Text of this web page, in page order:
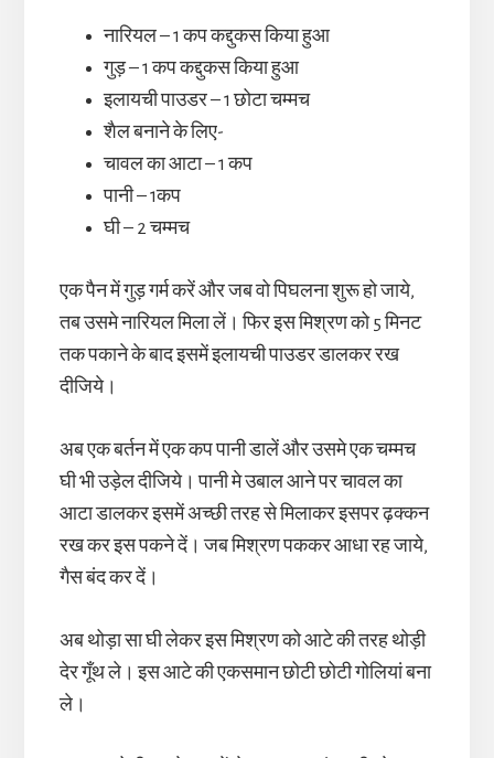
नारियल – 1 कप कद्दुकस किया हुआ
गुड़ – 1 कप कद्दुकस किया हुआ
इलायची पाउडर – 1 छोटा चम्मच
शैल बनाने के लिए-
चावल का आटा – 1 कप
पानी – 1कप
घी – 2 चम्मच
एक पैन में गुड़ गर्म करें और जब वो पिघलना शुरू हो जाये,
तब उसमे नारियल मिला लें। फिर इस मिश्रण को 5 मिनट
तक पकाने के बाद इसमें इलायची पाउडर डालकर रख
दीजिये।
अब एक बर्तन में एक कप पानी डालें और उसमे एक चम्मच
घी भी उड़ेल दीजिये। पानी मे उबाल आने पर चावल का
आटा डालकर इसमें अच्छी तरह से मिलाकर इसपर ढ़क्कन
रख कर इस पकने दें। जब मिश्रण पककर आधा रह जाये,
गैस बंद कर दें।
अब थोड़ा सा घी लेकर इस मिश्रण को आटे की तरह थोड़ी
देर गूँथ ले। इस आटे की एकसमान छोटी छोटी गोलियां बना
ले।